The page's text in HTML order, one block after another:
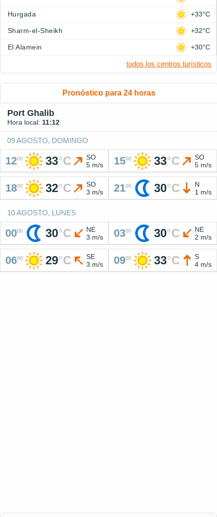
Hurgada +33°C
Sharm-el-Sheikh +32°C
El Alamein +30°C
todos los centros turísticos
Pronóstico para 24 horas
Port Ghalib
Hora local: 11:12
09 AGOSTO, DOMINGO
1200 33°C
SO
5 m/s
1500 33°C
SO
5 m/s
1800 32°C
SO
3 m/s
2100 30°C
N
1 m/s
10 AGOSTO, LUNES
0000 30°C
NE
3 m/s
0300 30°C
NE
2 m/s
0600 29°C
SE
3 m/s
0900 33°C
S
4 m/s